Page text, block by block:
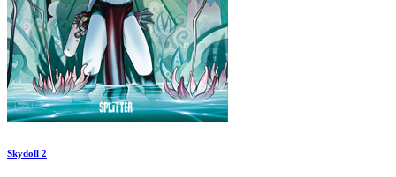
Skydoll 2